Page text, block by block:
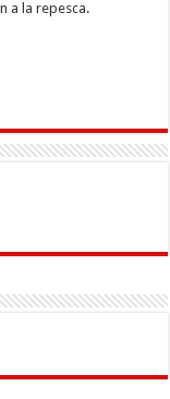
a la repesca.